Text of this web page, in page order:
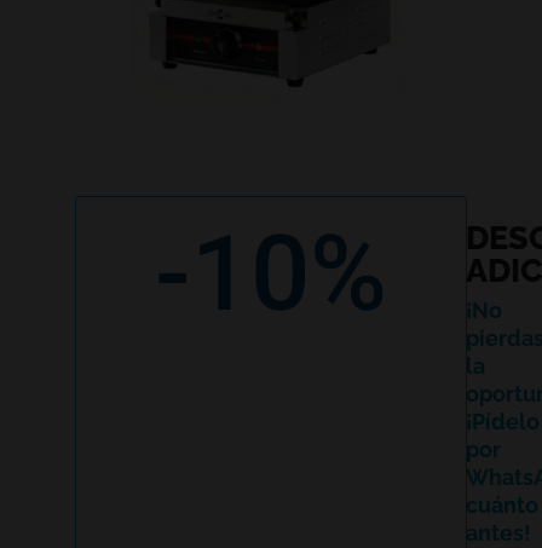
-10%
¡No
la
¡Pídelo
por
cuánto
antes!